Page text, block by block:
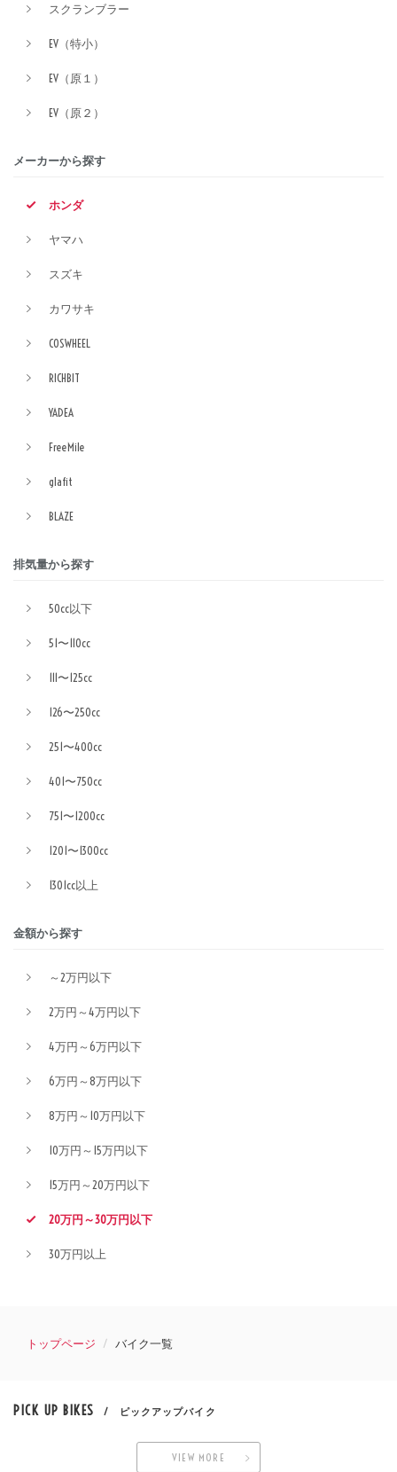
スクランブラー
EV（特小）
EV（原１）
EV（原２）
メーカーから探す
ホンダ
ヤマハ
スズキ
カワサキ
COSWHEEL
RICHBIT
YADEA
FreeMile
glafit
BLAZE
排気量から探す
50cc以下
51〜110cc
111〜125cc
126〜250cc
251〜400cc
401〜750cc
751〜1200cc
1201〜1300cc
1301cc以上
金額から探す
～2万円以下
2万円～4万円以下
4万円～6万円以下
6万円～8万円以下
8万円～10万円以下
10万円～15万円以下
15万円～20万円以下
20万円～30万円以下
30万円以上
トップページ バイク一覧
PICK UP BIKES / ピックアップバイク
VIEW MORE